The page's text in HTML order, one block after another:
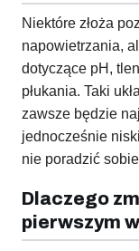
Niektóre złoża
napowietrzania,
dotyczące pH,
płukania. Taki
zawsze będzie
jednocześnie
nie poradzić
Dlaczego
pierwszym